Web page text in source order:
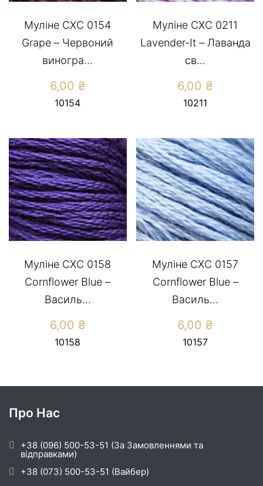
Муліне СХС 0154
Grape – Червоний
виногра...
6,00 ₴
10154
Муліне СХС 0211
Lavender-It – Лаванда
св...
6,00 ₴
10211
Муліне СХС 0158
Cornflower Blue –
Василь...
6,00 ₴
10158
Муліне СХС 0157
Cornflower Blue –
Василь...
6,00 ₴
10157
Про Нас
+38 (096) 500-53-51 (За Замовленнями та
відправками)
+38 (073) 500-53-51 (Вайбер)